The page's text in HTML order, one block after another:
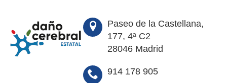
Paseo de la Castellana,
177, 4ª C2
28046 Madrid
914 178 905